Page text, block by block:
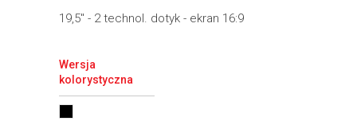
19,5" - 2 technol. dotyk - ekran 16:9
Wersja
kolorystyczna